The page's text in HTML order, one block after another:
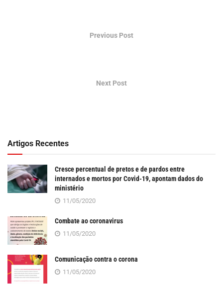
Previous Post
Next Post
Artigos Recentes
Cresce percentual de pretos e de pardos entre
internados e mortos por Covid-19, apontam dados do
ministério
11/05/2020
Combate ao coronavirus
11/05/2020
Comunicação contra o corona
11/05/2020